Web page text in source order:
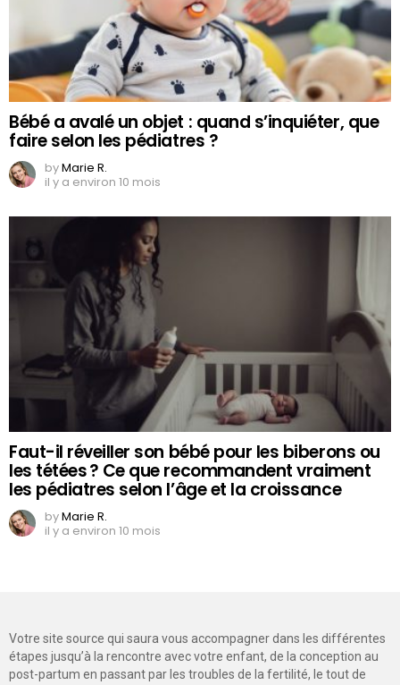
Bébé a avalé un objet : quand s’inquiéter, que
faire selon les pédiatres ?
byMarie R.
il y a environ 10 mois
Faut-il réveiller son bébé pour les biberons ou
les tétées ? Ce que recommandent vraiment
les pédiatres selon l’âge et la croissance
byMarie R.
il y a environ 10 mois
Votre site source qui saura vous accompagner dans les différentes
étapes jusqu’à la rencontre avec votre enfant, de la conception au
post-partum en passant par les troubles de la fertilité, le tout de